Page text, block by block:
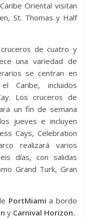
Oriental visitan
St. Thomas y Half
de cuatro y
una variedad de
se centran en
Caribe, incluidos
Los cruceros de
un fin de semana
jueves e incluyen
Cays, Celebration
realizará varios
días, con salidas
Grand Turk, Gran
PortMiami a bordo
y Carnival Horizon.